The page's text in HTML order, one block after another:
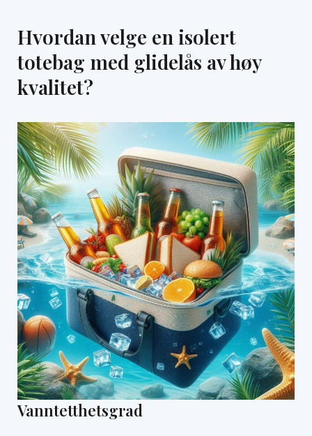
Hvordan velge en isolert
totebag med glidelås av høy
kvalitet?
Vanntetthetsgrad